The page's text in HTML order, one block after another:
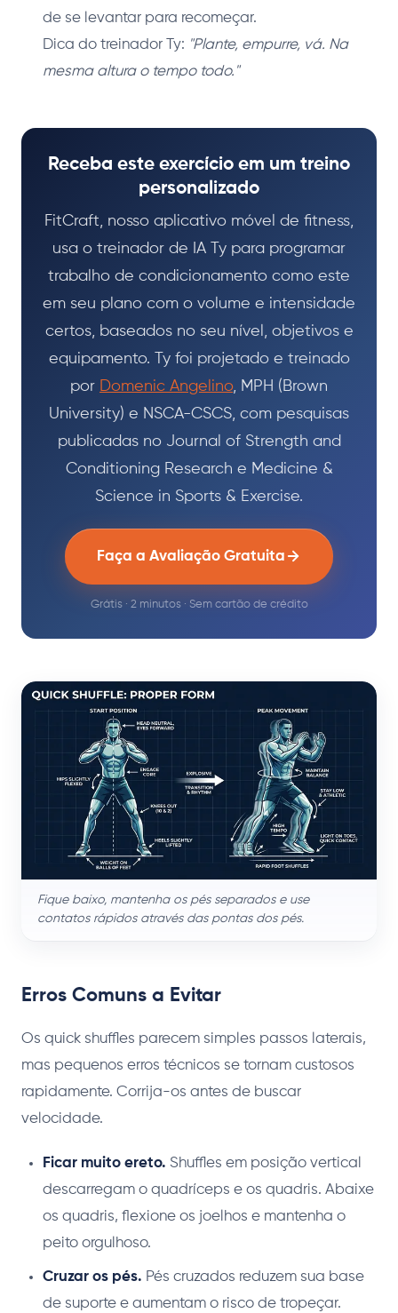
de se levantar para recomeçar.
Dica do treinador Ty: "Plante, empurre, vá. Na
mesma altura o tempo todo."
Receba este exercício em um treino
personalizado
FitCraft, nosso aplicativo móvel de fitness,
usa o treinador de IA Ty para programar
trabalho de condicionamento como este
em seu plano com o volume e intensidade
certos, baseados no seu nível, objetivos e
equipamento. Ty foi projetado e treinado
por Domenic Angelino, MPH (Brown
University) e NSCA-CSCS, com pesquisas
publicadas no Journal of Strength and
Conditioning Research e Medicine &
Science in Sports & Exercise.
Faça a Avaliação Gratuita
Grátis · 2 minutos · Sem cartão de crédito
Fique baixo, mantenha os pés separados e use
contatos rápidos através das pontas dos pés.
Erros Comuns a Evitar
Os quick shuffles parecem simples passos laterais,
mas pequenos erros técnicos se tornam custosos
rapidamente. Corrija-os antes de buscar
velocidade.
Ficar muito ereto. Shuffles em posição vertical
descarregam o quadríceps e os quadris. Abaixe
os quadris, flexione os joelhos e mantenha o
peito orgulhoso.
Cruzar os pés. Pés cruzados reduzem sua base
de suporte e aumentam o risco de tropeçar.